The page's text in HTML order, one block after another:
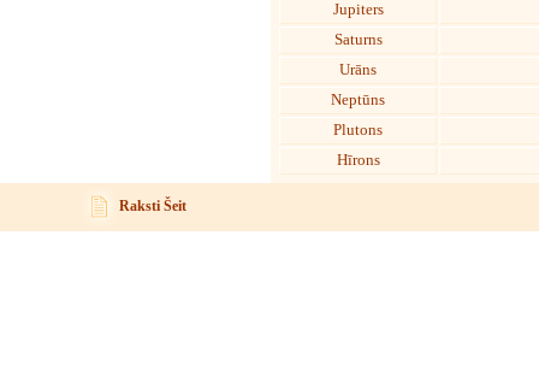
Jupiters
Saturns
Urāns
Neptūns
Plutons
Hīrons
Raksti Šeit